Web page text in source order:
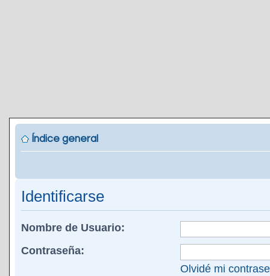
Índice general
Identificarse
Nombre de Usuario:
Contraseña:
Olvidé mi